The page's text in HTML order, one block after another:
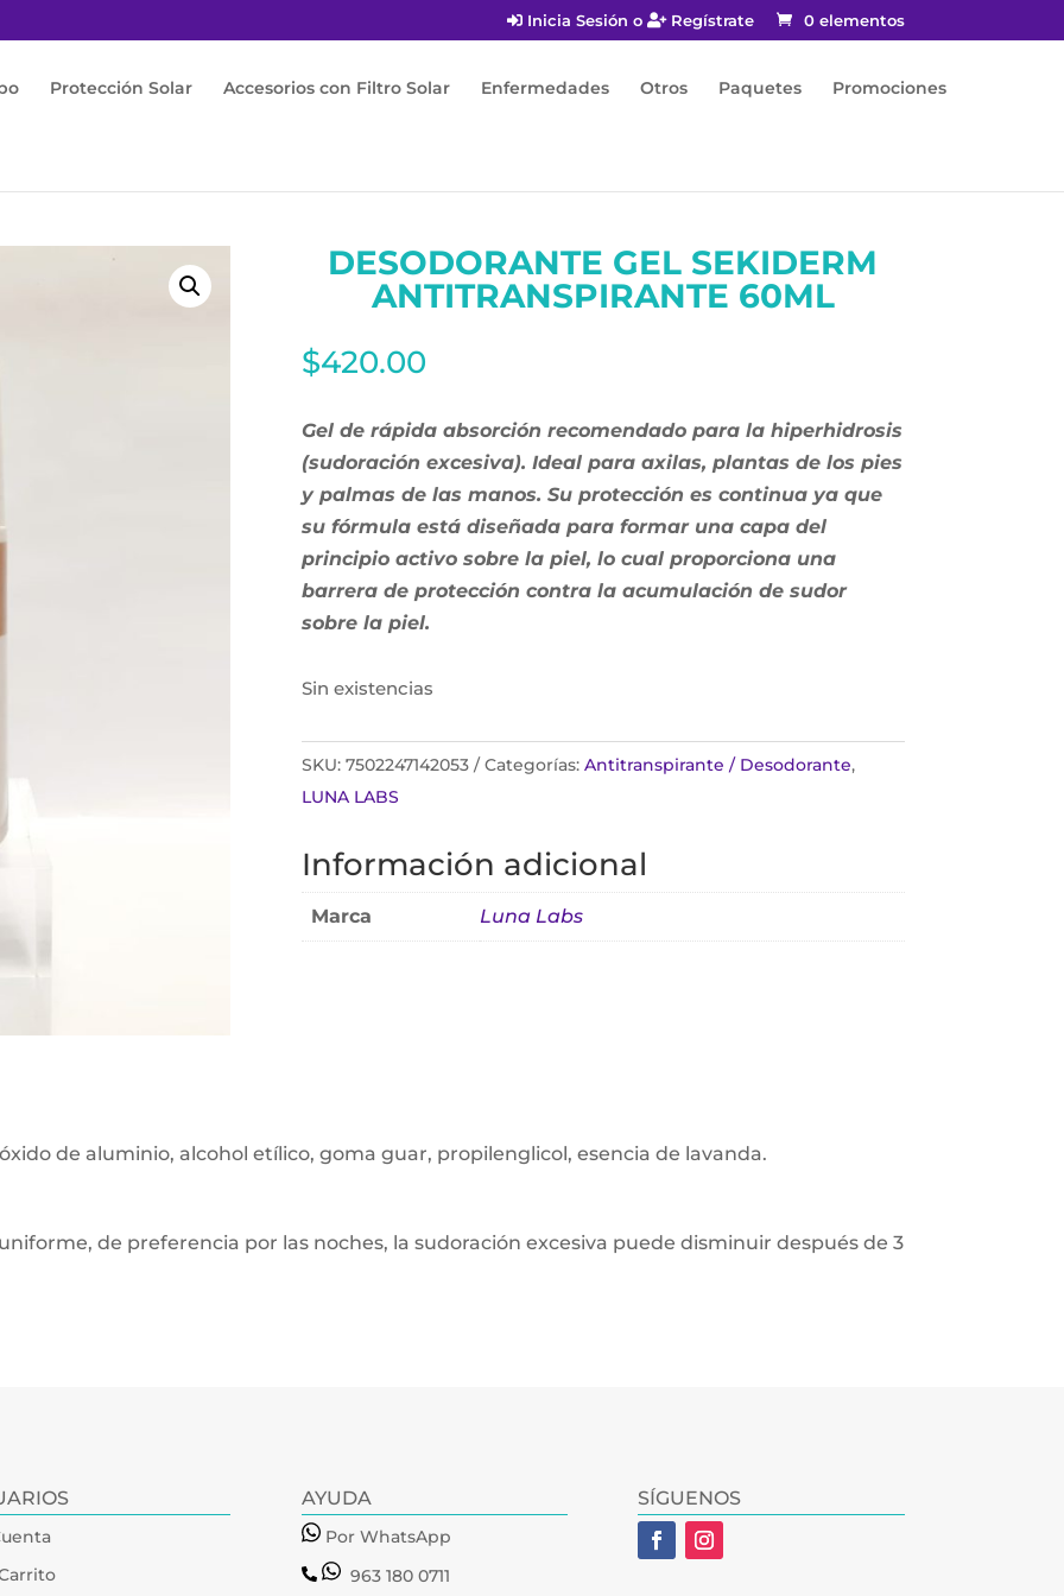
Inicia Sesión o Regístrate 0 elementos
Protección Solar Accesorios con Filtro Solar Enfermedades Otros Paquetes Promociones
DESODORANTE GEL SEKIDERM
ANTITRANSPIRANTE 60ML
$420.00
Gel de rápida absorción recomendado para la hiperhidrosis
(sudoración excesiva). Ideal para axilas, plantas de los pies
y palmas de las manos. Su protección es continua ya que
su fórmula está diseñada para formar una capa del
principio activo sobre la piel, lo cual proporciona una
barrera de protección contra la acumulación de sudor
sobre la piel.
Sin existencias
SKU: 7502247142053 Categorías: Antitranspirante / Desodorante,
LUNA LABS
Información adicional
Marca Luna Labs
de aluminio, alcohol etílico, goma guar, propilenglicol, esencia de lavanda.
de preferencia por las noches, la sudoración excesiva puede disminuir después de 3
AYUDA
Por WhatsApp
963 180 0711
SÍGUENOS